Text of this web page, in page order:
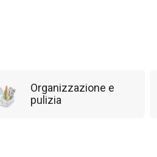
Organizzazione e
pulizia